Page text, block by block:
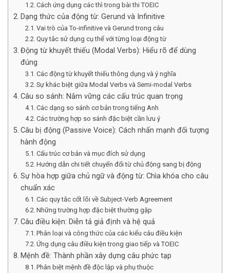
Cách ứng dụng các thì trong bài thi TOEIC
Dạng thức của động từ: Gerund và Infinitive
Vai trò của To-infinitive và Gerund trong câu
Quy tắc sử dụng cụ thể với từng loại động từ
Động từ khuyết thiếu (Modal Verbs): Hiểu rõ để dùng
đúng
Các động từ khuyết thiếu thông dụng và ý nghĩa
Sự khác biệt giữa Modal Verbs và Semi-modal Verbs
Câu so sánh: Nắm vững các cấu trúc quan trọng
Các dạng so sánh cơ bản trong tiếng Anh
Các trường hợp so sánh đặc biệt cần lưu ý
Câu bị động (Passive Voice): Cách nhấn mạnh đối tượng
hành động
Cấu trúc cơ bản và mục đích sử dụng
Hướng dẫn chi tiết chuyển đổi từ chủ động sang bị động
Sự hòa hợp giữa chủ ngữ và động từ: Chìa khóa cho câu
chuẩn xác
Các quy tắc cốt lõi về Subject-Verb Agreement
Những trường hợp đặc biệt thường gặp
Câu điều kiện: Diễn tả giả định và hệ quả
Phân loại và công thức của các kiểu câu điều kiện
Ứng dụng câu điều kiện trong giao tiếp và TOEIC
Mệnh đề: Thành phần xây dựng câu phức tạp
Phân biệt mệnh đề độc lập và phụ thuộc